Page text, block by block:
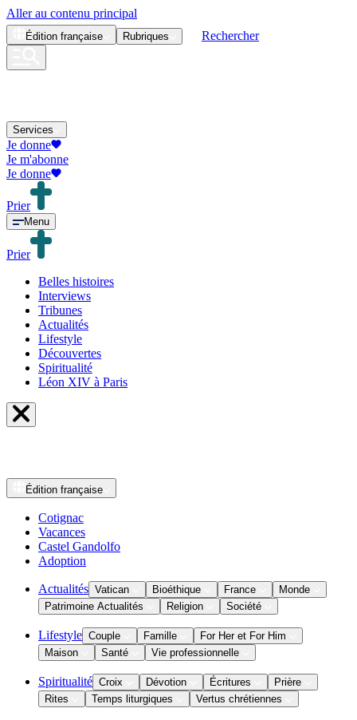
Aller au contenu principal
Édition française Rubriques Rechercher
Services
Je donne
Je m'abonne
Je donne
Prier
Menu
Prier
Belles histoires
Interviews
Tribunes
Actualités
Lifestyle
Découvertes
Spiritualité
Léon XIV à Paris
Édition française
Cotignac
Vacances
Castel Gandolfo
Adoption
Actualités Vatican Bioéthique France
Monde
Patrimoine Actualités
Religion Société
Lifestyle Couple Famille
For Her et For Him
Maison
Santé Vie professionnelle
Spiritualité Croix Dévotion Écritures
Prière
Rites
Temps liturgiques Vertus chrétiennes